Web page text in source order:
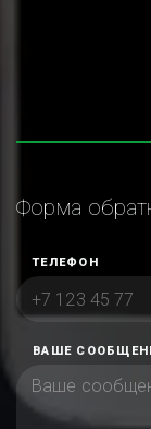
Форма
ТЕЛЕФОН
ВАШЕ